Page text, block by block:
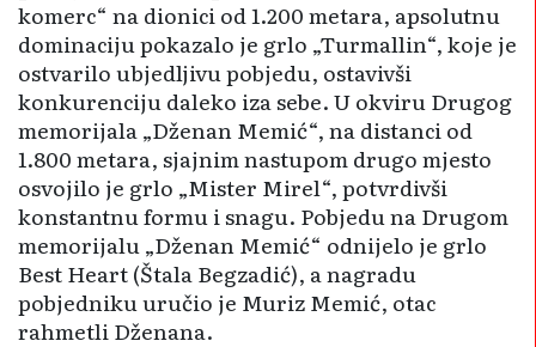
komerc“ na dionici od 1.200 metara, apsolutnu
dominaciju pokazalo je grlo „Turmallin“, koje je
ostvarilo ubjedljivu pobjedu, ostavivši
konkurenciju daleko iza sebe. U okviru Drugog
memorijala „Dženan Memić“, na distanci od
1.800 metara, sjajnim nastupom drugo mjesto
osvojilo je grlo „Mister Mirel“, potvrdivši
konstantnu formu i snagu. Pobjedu na Drugom
memorijalu „Dženan Memić“ odnijelo je grlo
Best Heart (Štala Begzadić), a nagradu
pobjedniku uručio je Muriz Memić, otac
rahmetli Dženana.